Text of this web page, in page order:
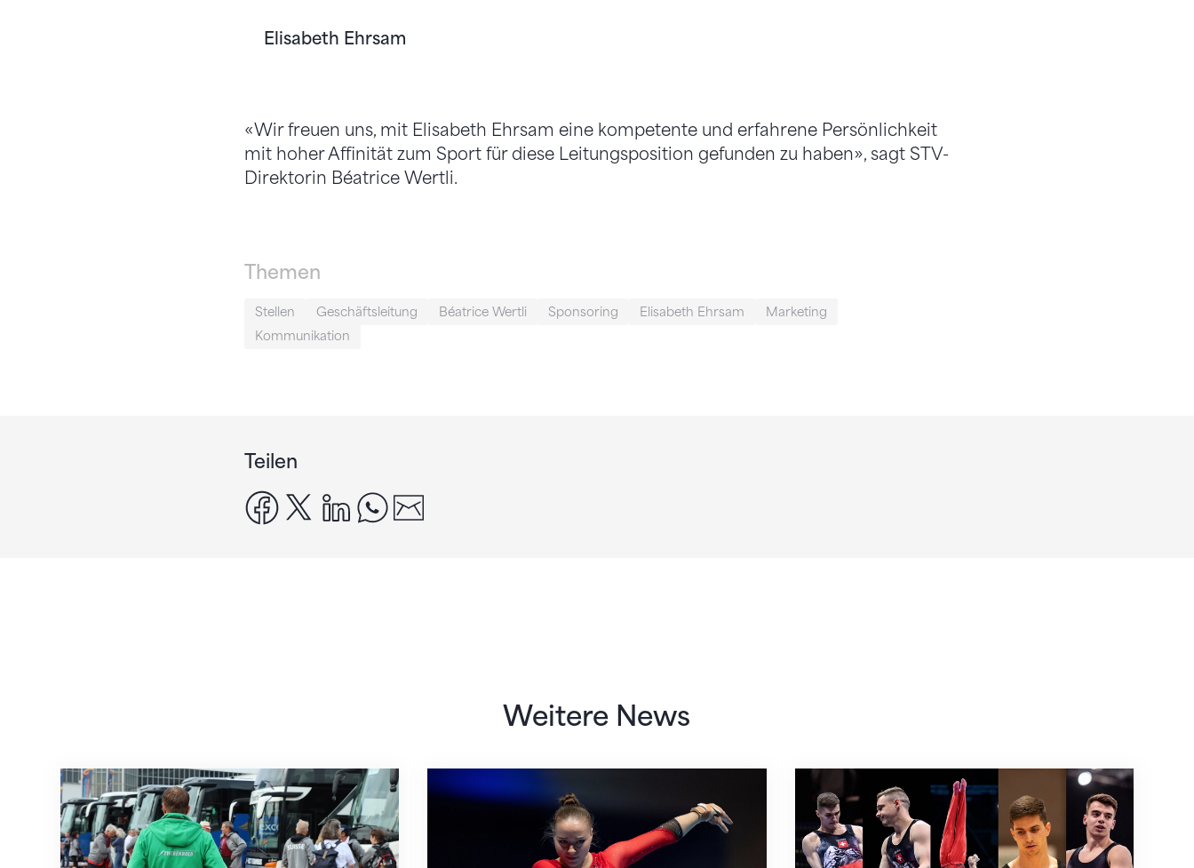
Elisabeth Ehrsam
«Wir freuen uns, mit Elisabeth Ehrsam eine kompetente und erfahrene Persönlichkeit
mit hoher Affinität zum Sport für diese Leitungsposition gefunden zu haben», sagt STV-
Direktorin Béatrice Wertli.
Themen
Stellen Geschäftsleitung Béatrice Wertli Sponsoring Elisabeth Ehrsam
Marketing
Kommunikation
Teilen
facebook
x linkedinwhatsapp
Weitere News
Twerenbold wird offizieller Reisepartner des STVMartina Eisenegger rückt ins EM-Team für Zagreb nachMänner-Team für die EM in Zagreb nominiert